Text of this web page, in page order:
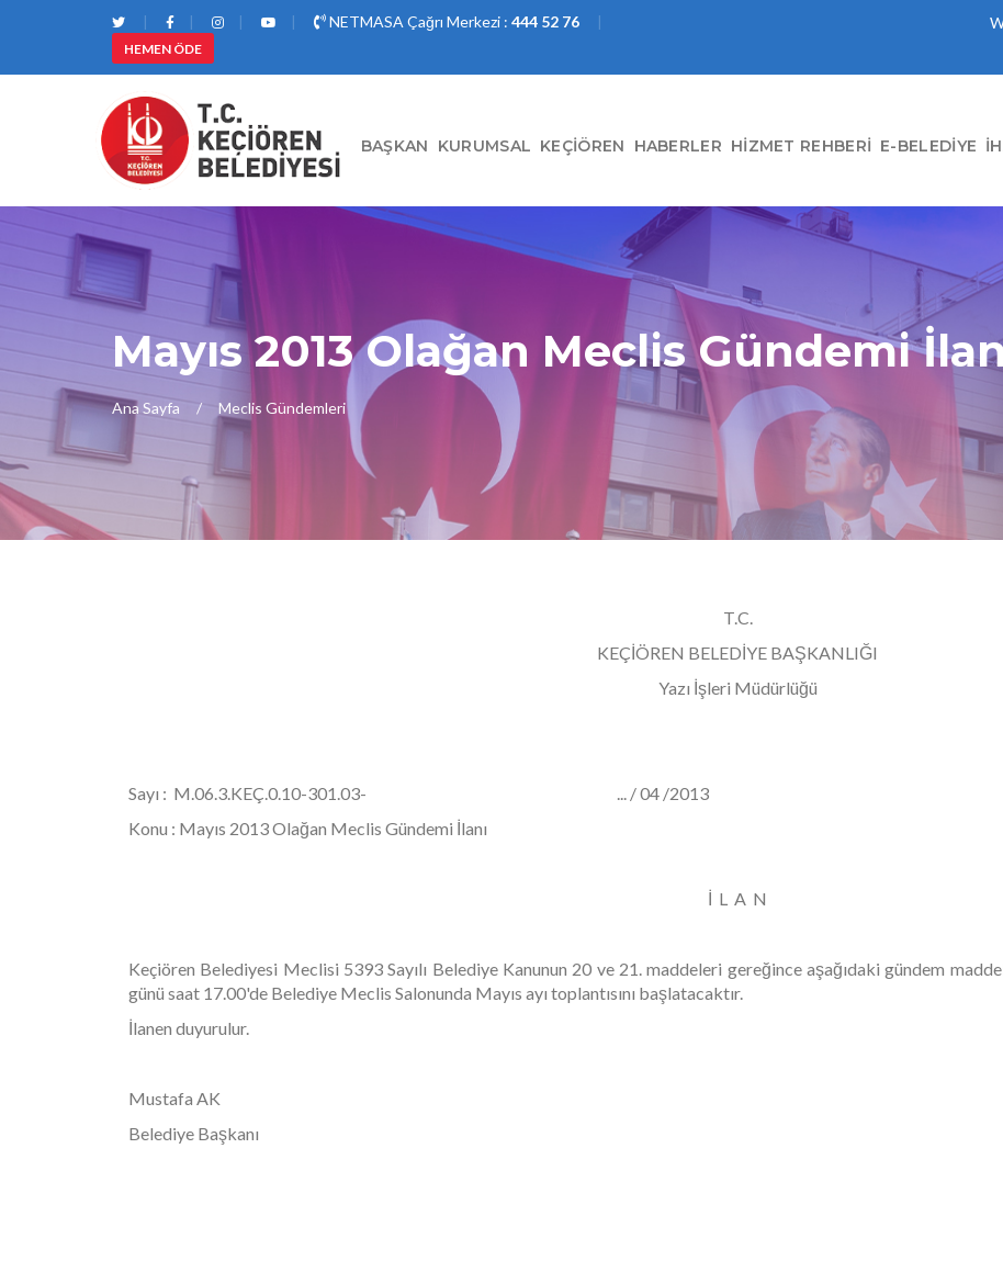
NETMASA Çağrı Merkezi : 444 52 76
HEMEN ÖDE
BAŞKAN KURUMSAL KEÇIÖREN HABERLER HIZMET REHBERI E-BELEDIYE
Mayıs 2013 Olağan Meclis Gündemi
Ana Sayfa Meclis Gündemleri
T.C.
KEÇİÖREN BELEDİYE BAŞKANLIĞI
Yazı İşleri Müdürlüğü
Sayı : M.06.3.KEÇ.0.10-301.03- ... / 04 /2013
Konu : Mayıs 2013 Olağan Meclis Gündemi İlanı
İ L A N
Keçiören Belediyesi Meclisi 5393 Sayılı Belediye Kanunun 20 ve 21. maddeleri gereğince aşağıdaki gündem
günü saat 17.00'de Belediye Meclis Salonunda Mayıs ayı toplantısını başlatacaktır.
İlanen duyurulur.
Mustafa AK
Belediye Başkanı